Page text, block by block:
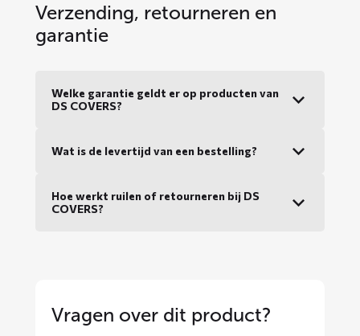
Verzending, retourneren en
garantie
Welke garantie geldt er op producten van
DS COVERS?
Wat is de levertijd van een bestelling?
Hoe werkt ruilen of retourneren bij DS
COVERS?
Vragen over dit product?